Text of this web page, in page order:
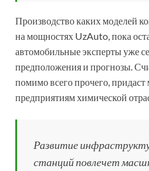
Производство каких моделей
на мощностях UzAuto, пока
автомобильные эксперты уже
предположения и прогнозы.
помимо всего прочего,
предприятиям химической
Развитие
станций повлечет